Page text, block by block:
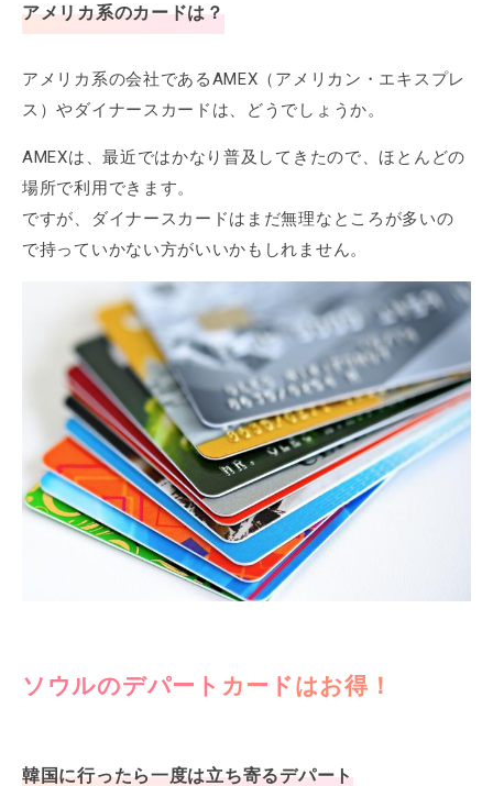
アメリカ系のカードは？
アメリカ系の会社であるAMEX（アメリカン・エキスプレ
ス）やダイナースカードは、どうでしょうか。
AMEXは、最近ではかなり普及してきたので、ほとんどの
場所で利用できます。
ですが、ダイナースカードはまだ無理なところが多いの
で持っていかない方がいいかもしれません。
ソウルのデパートカードはお得！
韓国に行ったら一度は立ち寄るデパート